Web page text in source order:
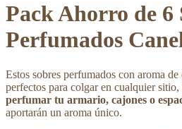
Pack Ahorro de 6
Perfumados
Estos sobres perfumados con aroma
perfectos para colgar en cualquier
perfumar tu armario, cajones o
aportarán un aroma único.